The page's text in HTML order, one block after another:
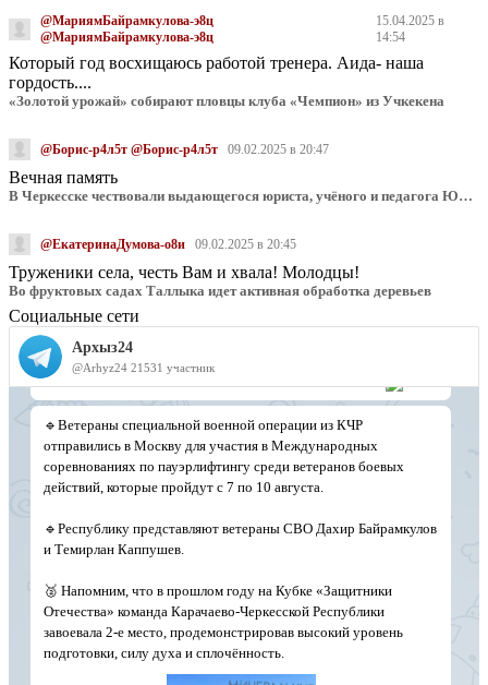
@МариямБайрамкулова-э8ц
@МариямБайрамкулова-э8ц
15.04.2025 в
14:54
Который год восхищаюсь работой тренера. Аида- наша
гордость....
«Золотой урожай» собирают пловцы клуба «Чемпион» из Учкекена
@Борис-р4л5т @Борис-р4л5т 09.02.2025 в 20:47
Вечная память
В Черкесске чествовали выдающегося юриста, учёного и педагога Юрия Калмыкова
@ЕкатеринаДумова-о8и 09.02.2025 в 20:45
Труженики села, честь Вам и хвала! Молодцы!
Во фруктовых садах Таллыка идет активная обработка деревьев
Социальные сети